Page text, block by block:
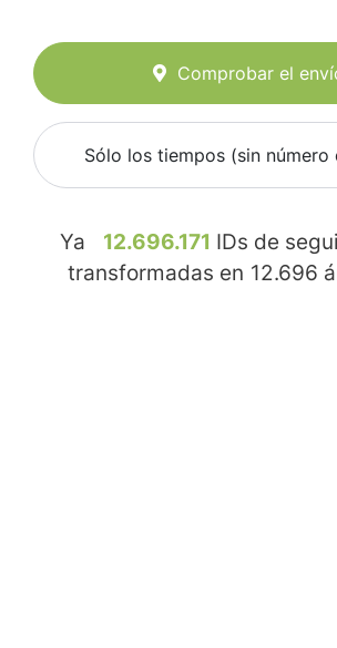
Comprobar el
Sólo los tiempos (sin número
Ya 12.696.171 IDs de
transformadas en 12.696